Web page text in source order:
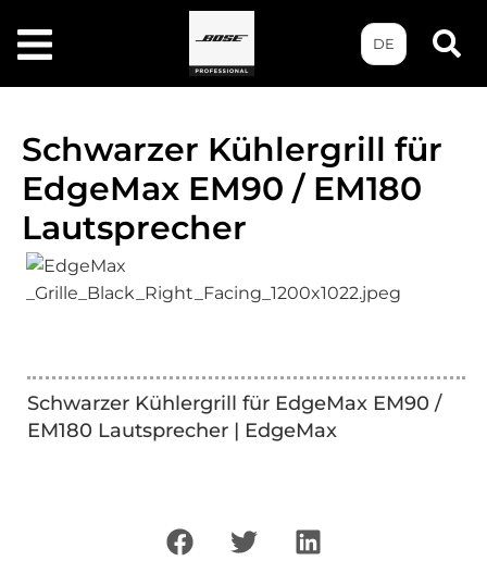
DE
Schwarzer Kühlergrill für
EdgeMax EM90 / EM180
Lautsprecher
Schwarzer Kühlergrill für EdgeMax EM90 /
EM180 Lautsprecher | EdgeMax